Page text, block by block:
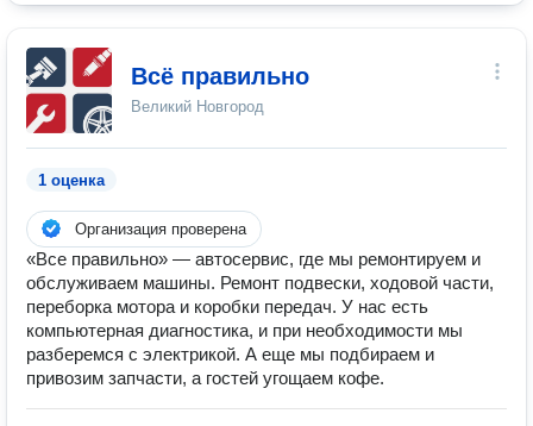
Всё правильно
Великий Новгород
1 оценка
Организация проверена
«Все правильно» — автосервис, где мы ремонтируем и
обслуживаем машины. Ремонт подвески, ходовой части,
переборка мотора и коробки передач. У нас есть
компьютерная диагностика, и при необходимости мы
разберемся с электрикой. А еще мы подбираем и
привозим запчасти, а гостей угощаем кофе.